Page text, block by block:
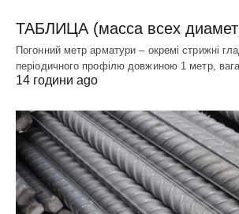
ТАБЛИЦА (масса всех
Погонний метр арматури – окремі стрижні
періодичного профілю довжиною 1 метр,
14 години ago